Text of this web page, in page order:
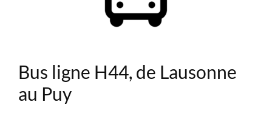
Bus ligne H44, de Lausonne
au Puy